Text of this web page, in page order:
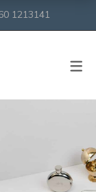
1213141